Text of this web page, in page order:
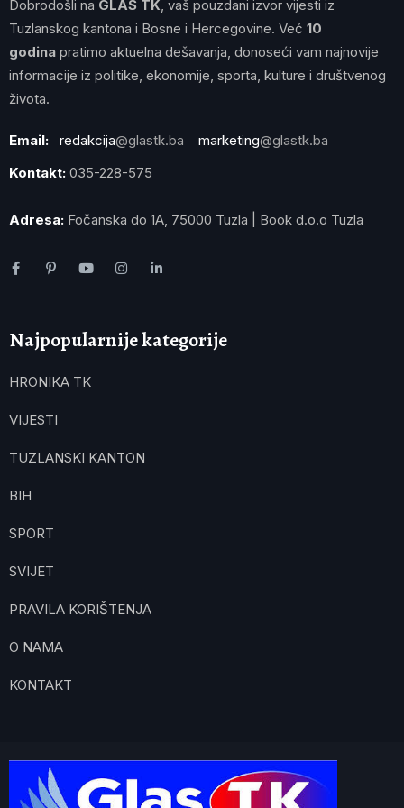
Dobrodošli na GLAS TK , vaš pouzdani izvor vijesti iz
Tuzlanskog kantona i Bosne i Hercegovine. Već 10
godina pratimo aktuelna dešavanja, donoseći vam najnovije
informacije iz politike, ekonomije, sporta, kulture i društvenog
života.
Email: redakcija@glastk.ba marketing@glastk.ba
Kontakt: 035-228-575
Adresa: Fočanska do 1A, 75000 Tuzla | Book d.o.o Tuzla
Najpopularnije kategorije
HRONIKA TK
VIJESTI
TUZLANSKI KANTON
BIH
SPORT
SVIJET
PRAVILA KORIŠTENJA
O NAMA
KONTAKT